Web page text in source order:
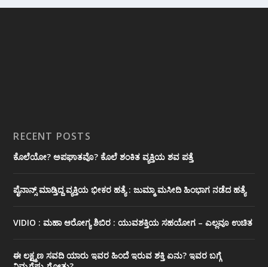
RECENT POSTS
ಕೊಲೆಯೋ? ಅಪಘಾತವೊ? ಕೊಲೆ ಶಂಕಿತ ವ್ಯಕ್ತಿಯ ಶವ ಪತ್ತೆ
ಪೈನಾನ್ಸ್ ಮಾಡ್ತಿದ್ದ ವ್ಯಕ್ತಿಯ ಭೀಕರ‌ ಹತ್ಯೆ : ಜುಮ್ಮಾ ಮಸೀದಿ ಹಿಂಭಾಗ ನಡೆದ ಹತ್ಯೆ
VIDIO : ಮಹಾ ಆರೋಗ್ಯ ಶಿಬಿರ : ಯುವಶಕ್ತಿಯ ಸಹಯೋಗ – ಎಲ್ಲವೂ ಉಚಿತ
ಈ ಲಕ್ಷ್ಮಣ ಸವದಿ ಯಾರು ಇವರ ಹಿಂದೆ ಇರುವ ಶಕ್ತಿ ಏನು? ಇವರ ಬಗ್ಗೆ